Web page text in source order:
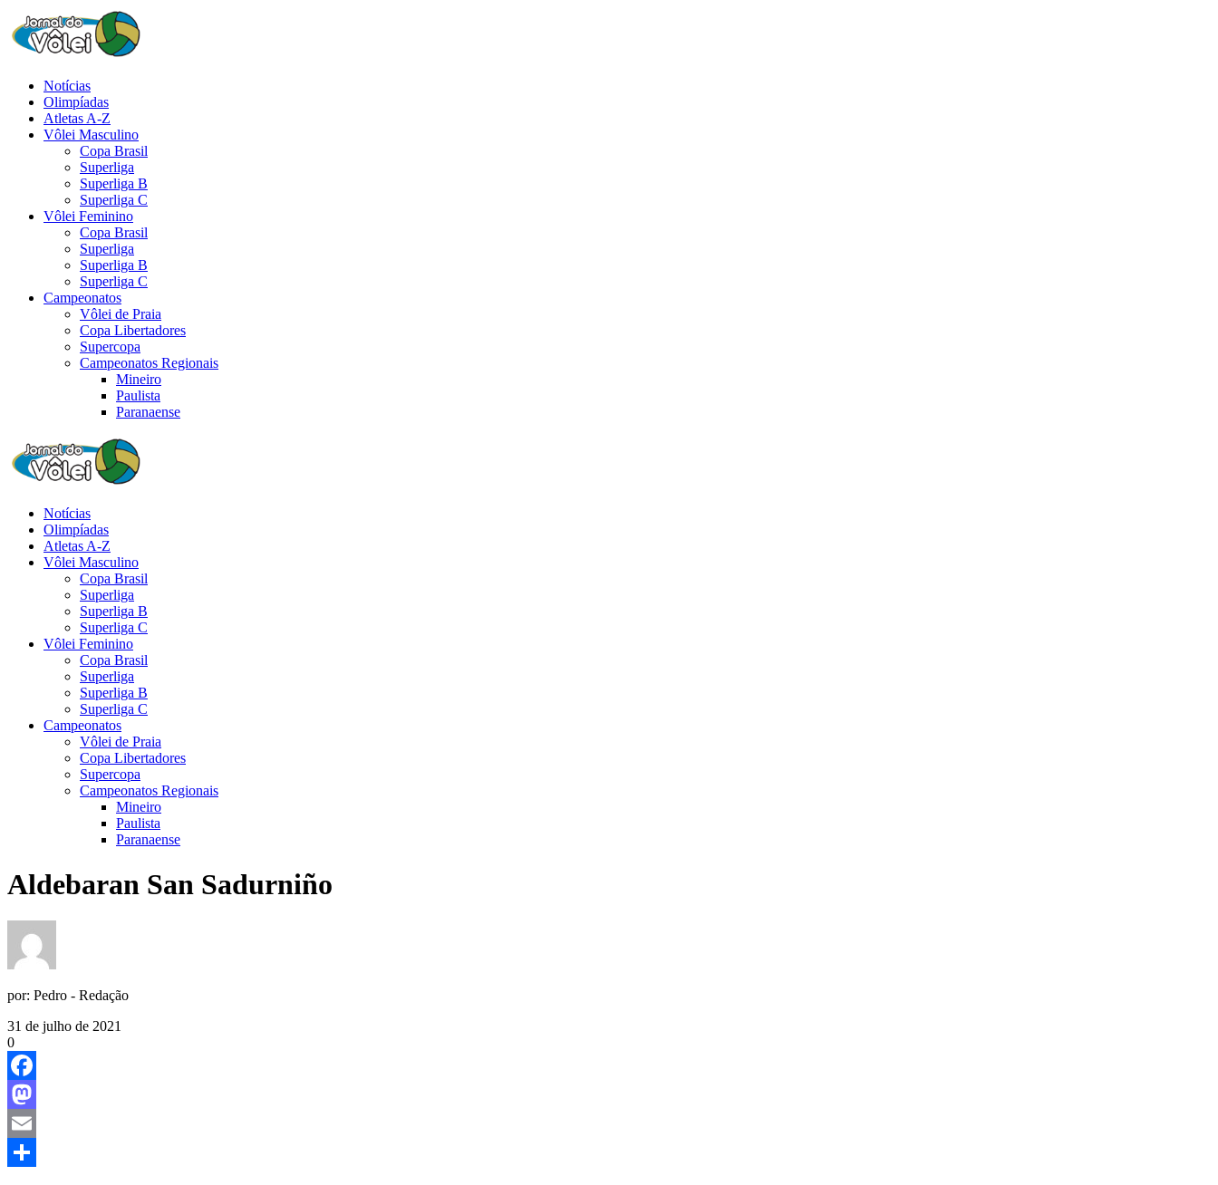
Notícias
Olimpíadas
Atletas A-Z
Vôlei Masculino
Copa Brasil
Superliga
Superliga B
Superliga C
Vôlei Feminino
Copa Brasil
Superliga
Superliga B
Superliga C
Campeonatos
Vôlei de Praia
Copa Libertadores
Supercopa
Campeonatos Regionais
Mineiro
Paulista
Paranaense
Notícias
Olimpíadas
Atletas A-Z
Vôlei Masculino
Copa Brasil
Superliga
Superliga B
Superliga C
Vôlei Feminino
Copa Brasil
Superliga
Superliga B
Superliga C
Campeonatos
Vôlei de Praia
Copa Libertadores
Supercopa
Campeonatos Regionais
Mineiro
Paulista
Paranaense
Aldebaran San Sadurniño
por: Pedro - Redação
31 de julho de 2021
0
Facebook
Mastodon
Email